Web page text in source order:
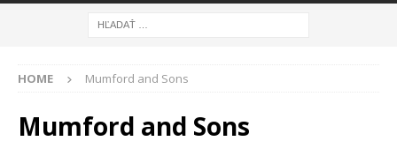
HOME Mumford and Sons
Mumford and Sons